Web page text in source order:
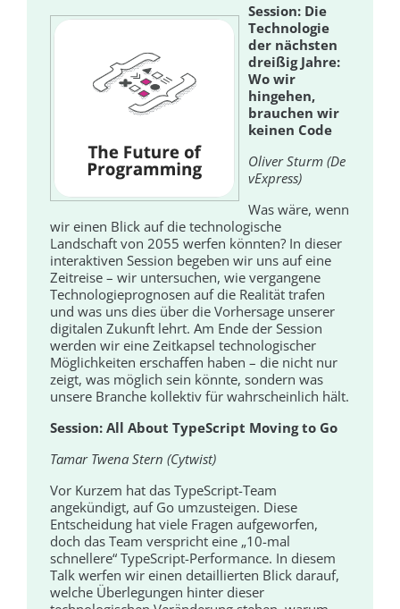
Session: Die
Technologie
der nächsten
dreißig Jahre:
Wo wir
hingehen,
brauchen wir
keinen Code
Oliver Sturm (De
vExpress)
Was wäre, wenn
wir einen Blick auf die technologische
Landschaft von 2055 werfen könnten? In dieser
interaktiven Session begeben wir uns auf eine
Zeitreise – wir untersuchen, wie vergangene
Technologieprognosen auf die Realität trafen
und was uns dies über die Vorhersage unserer
digitalen Zukunft lehrt. Am Ende der Session
werden wir eine Zeitkapsel technologischer
Möglichkeiten erschaffen haben – die nicht nur
zeigt, was möglich sein könnte, sondern was
unsere Branche kollektiv für wahrscheinlich hält.
Session: All About TypeScript Moving to Go
Tamar Twena Stern (Cytwist)
Vor Kurzem hat das TypeScript-Team
angekündigt, auf Go umzusteigen. Diese
Entscheidung hat viele Fragen aufgeworfen,
doch das Team verspricht eine „10-mal
schnellere“ TypeScript-Performance. In diesem
Talk werfen wir einen detaillierten Blick darauf,
welche Überlegungen hinter dieser